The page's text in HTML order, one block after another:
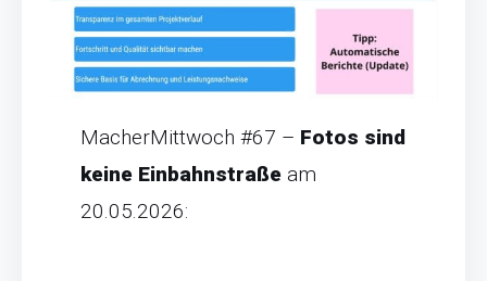
MacherMittwoch #67 – Fotos sind
keine Einbahnstraße am
20.05.2026: